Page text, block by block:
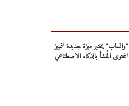
"واتساب" يختبر ميزة جديدة لتمييز
المحتوى المُنشأ بالذكاء الاصطناعي